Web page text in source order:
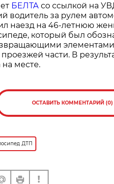
БЕЛТА со ссылкой на
водитель за рулем
наезд на 46-летнюю
который был
части. В
месте.
ОСТАВИТЬ КОММЕНТАРИЙ (0)
ДТП